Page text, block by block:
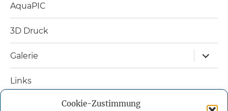
Cookie-Zustimmung
AquaPIC
3D Druck
Galerie
öffnen
Links
Nützliche Bücher